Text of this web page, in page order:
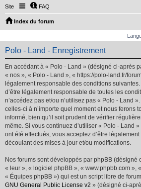
Site FAQ
Index du forum
Polo - Land - Enregistrement
En accédant à « Polo - Land » (désigné ci-après
« nos », « Polo - Land », « https://polo-land.fr/
légalement responsable des conditions
d’être légalement responsable de toutes les
n’accédez pas et/ou n’utilisez pas « Polo - Land
celles-ci à n’importe quel moment et nous ferons
informé, bien qu’il soit prudent de vérifier
même. Si vous continuez d’utiliser « Polo - Land
ont été effectués, vous acceptez d’être
découlant des mises à jour et/ou modifications.
Nos forums sont développés par phpBB (désigné
« leur », « logiciel phpBB », « www.phpbb.com »,
« Équipes phpBB ») qui est un script libre de
GNU General Public License v2 » (désigné ci-